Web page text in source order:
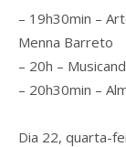
– 19h30min –
Menna Barreto
– 20h –
– 20h30min –
Dia 22, quarta-